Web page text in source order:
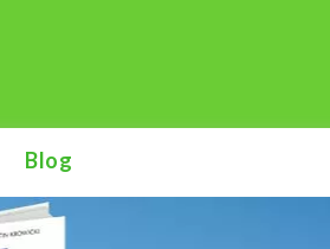
Blog